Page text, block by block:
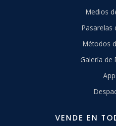
Medios
Pasarelas
Métodos
Galería de
VENDE EN